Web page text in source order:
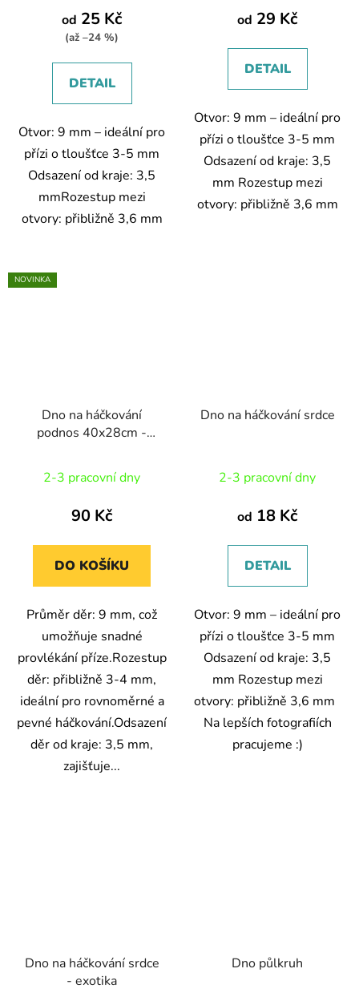
produktu
je
z
od 25 Kč
(až –24 %)
DETAIL
Otvor: 9 mm – ideální pro
přízi o tloušťce 3-5 mm
Odsazení od kraje: 3,5
mmRozestup mezi
otvory: přibližně 3,6 mm
produktu
5,0
z
hvězdiček.
od 29 Kč
DETAIL
Otvor: 9 mm – ideální pro
přízi o tloušťce 3-5 mm
Odsazení od kraje: 3,5
mm Rozestup mezi
otvory: přibližně 3,6 mm
NOVINKA
Dno na háčkování
podnos 40x28cm -
2-3 pracovní dny
90 Kč
DO KOŠÍKU
Průměr děr: 9 mm, což
umožňuje snadné
provlékání příze.Rozestup
děr: přibližně 3-4 mm,
ideální pro rovnoměrné a
pevné háčkování.Odsazení
děr od kraje: 3,5 mm,
zajišťuje...
Dno na háčkování srdce
2-3 pracovní dny
od 18 Kč
DETAIL
Otvor: 9 mm – ideální pro
přízi o tloušťce 3-5 mm
Odsazení od kraje: 3,5
mm Rozestup mezi
otvory: přibližně 3,6 mm
Na lepších fotografiích
pracujeme :)
Dno na háčkování srdce
- exotika
Dno půlkruh